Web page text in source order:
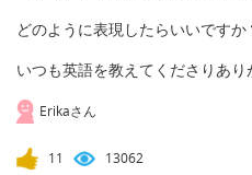
どのように表現したらいいですか
いつも英語を教えてくださりあり
Erikaさん
11 13062